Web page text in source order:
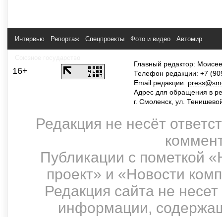
Интервью Репортаж Спецпроекты Фото и видео Автомир
16+
Главный редактор:
Телефон редакции: +7
Email редакции:
Адрес для обращения в
г. Смоленск, ул.
Редакция не несёт
Публикации с пометкой
проект» и «Новости
Редакция сайта не
информации,